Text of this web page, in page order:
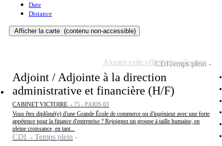
Date
Distance
Afficher la carte (contenu non-accessible)
Adjoint / Adjointe à la direction
administrative et financière (H/F)
CABINET VICTOIRE - 75 - PARIS 03
Vous êtes diplômé(e) d'une Grande École de commerce ou d'ingénieur avec une forte
appétence pour la finance d'entreprise ? Rejoignez un groupe à taille humaine, en
pleine croissance, en tant...
CDI - Temps plein
CDITemps plein
Ajouter cette offre à ma sélection